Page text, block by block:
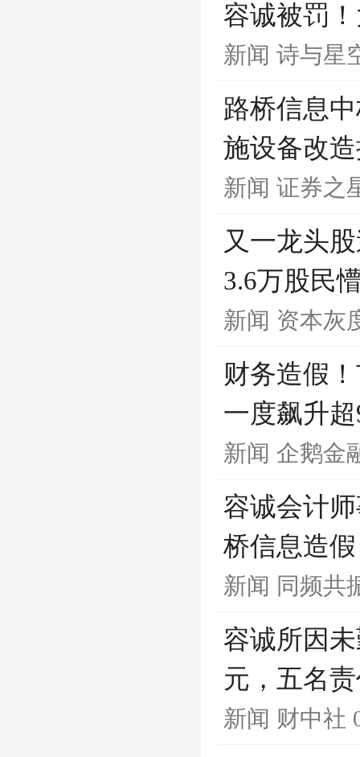
容诚被罚
新闻 诗与星
路桥信息
施设备改
新闻 证券之
又一龙头
3.6万股民
新闻 资本灰
财务造假
一度飙升
新闻 企鹅金
容诚会计
桥信息造假
新闻 同频共
容诚所因
元，五名
新闻 财中社